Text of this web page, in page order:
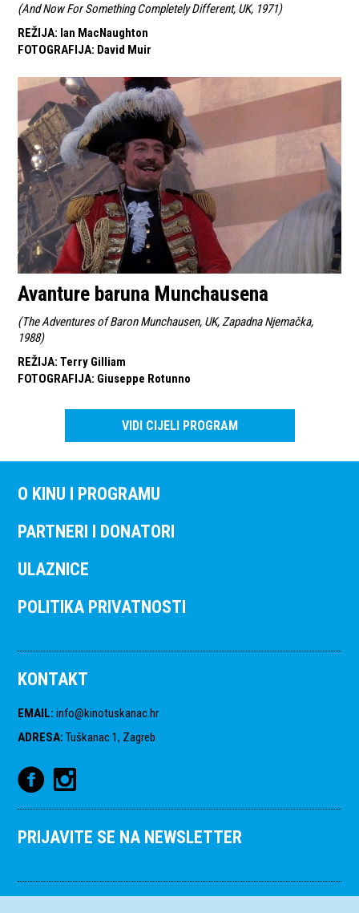
(And Now For Something Completely Different, UK, 1971)
REŽIJA: Ian MacNaughton
FOTOGRAFIJA: David Muir
Avanture baruna Munchausena
(The Adventures of Baron Munchausen, UK, Zapadna Njemačka,
1988)
REŽIJA: Terry Gilliam
FOTOGRAFIJA: Giuseppe Rotunno
VIDI CIJELI PROGRAM
O KINU I PROGRAMU
PARTNERI I DONATORI
ULAZNICE
POLITIKA PRIVATNOSTI
KONTAKT
EMAIL: info@kinotuskanac.hr
ADRESA: Tuškanac 1, Zagreb
PRIJAVITE SE NA NEWSLETTER